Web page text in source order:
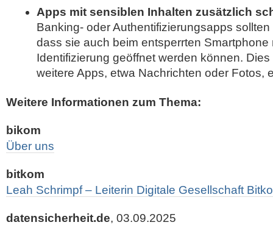
Apps mit sensiblen Inhalten zusätzlich
Banking- oder Authentifizierungsapps
dass sie auch beim entsperrten
Identifizierung geöffnet werden können.
weitere Apps, etwa Nachrichten oder Fotos,
Weitere Informationen zum Thema:
bikom
Über uns
bitkom
Leah Schrimpf – Leiterin Digitale Gesellschaft
datensicherheit.de, 03.09.2025